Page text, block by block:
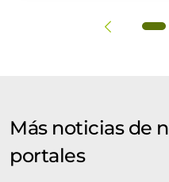
Más noticias de
portales